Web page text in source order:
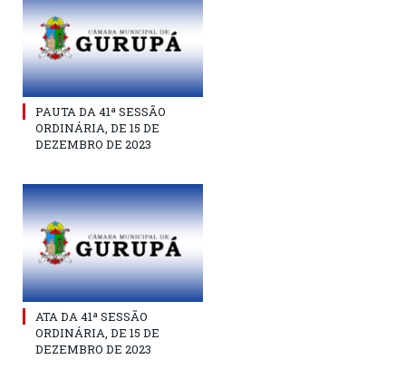
PAUTA DA 41ª SESSÃO
ORDINÁRIA, DE 15 DE
DEZEMBRO DE 2023
ATA DA 41ª SESSÃO
ORDINÁRIA, DE 15 DE
DEZEMBRO DE 2023